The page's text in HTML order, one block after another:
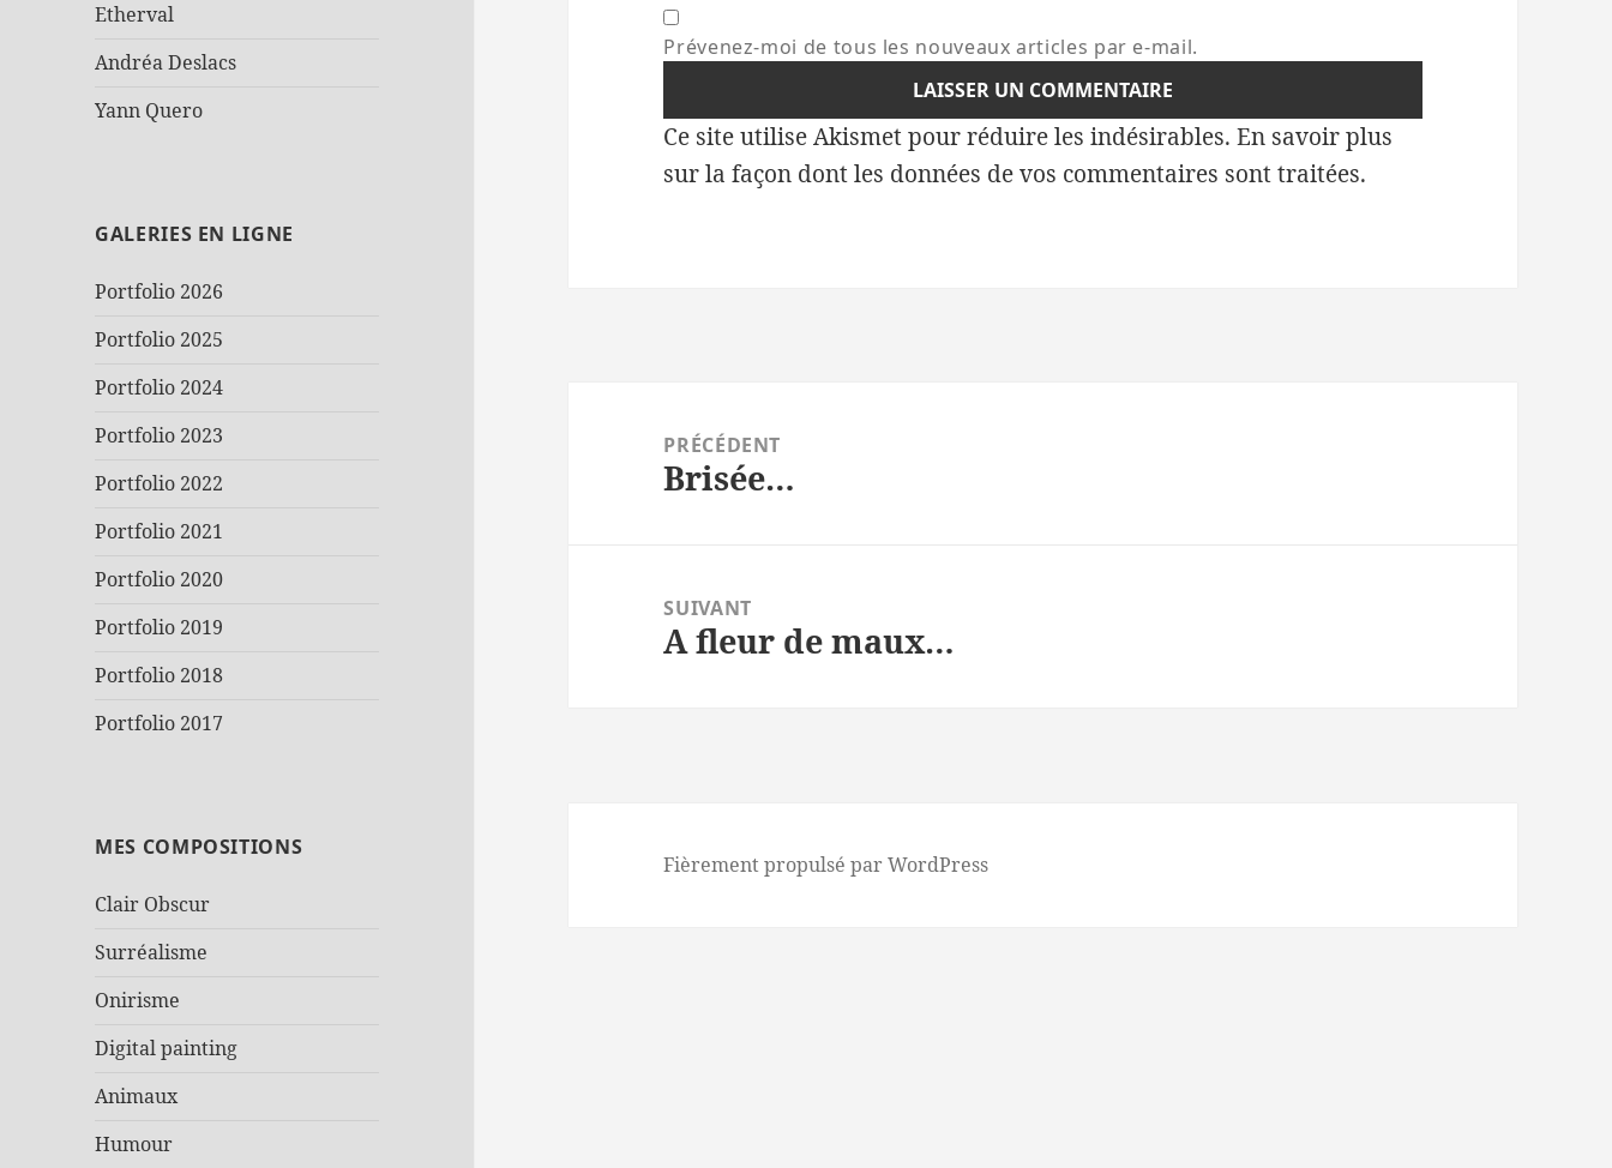
Etherval
Andréa Deslacs
Yann Quero
GALERIES EN LIGNE
Portfolio 2026
Portfolio 2025
Portfolio 2024
Portfolio 2023
Portfolio 2022
Portfolio 2021
Portfolio 2020
Portfolio 2019
Portfolio 2018
Portfolio 2017
MES COMPOSITIONS
Clair Obscur
Surréalisme
Onirisme
Digital painting
Animaux
Humour
Prévenez-moi de tous les nouveaux articles par e-mail.
Ce site utilise Akismet pour réduire les indésirables.En savoir plus
sur la façon dont les données de vos commentaires sont traitées.
PRÉCÉDENT
Article
Brisée…
SUIVANT
Article
A fleur de maux…
Fièrement propulsé par WordPress